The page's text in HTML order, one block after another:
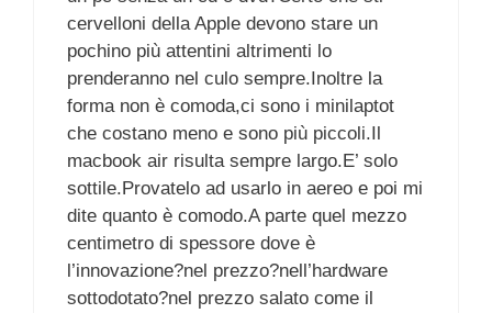
cervelloni della Apple devono stare un
pochino più attentini altrimenti lo
prenderanno nel culo sempre.Inoltre la
forma non è comoda,ci sono i minilaptot
che costano meno e sono più piccoli.Il
macbook air risulta sempre largo.E’ solo
sottile.Provatelo ad usarlo in aereo e poi mi
dite quanto è comodo.A parte quel mezzo
centimetro di spessore dove è
l’innovazione?nel prezzo?nell’hardware
sottodotato?nel prezzo salato come il